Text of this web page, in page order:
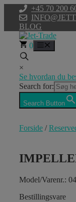
indhold
+45 70 200
BLOG
0
×
Se hvordan du
Search for:
Search Button
Forside /
Model/Varenr.:
Bestillingsvare